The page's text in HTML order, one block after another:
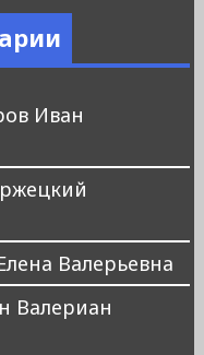
Иван
Валерьевна
Валериан